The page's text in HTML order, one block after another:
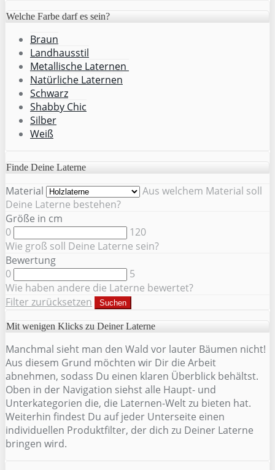
Welche Farbe darf es sein?
Braun
Landhausstil
Metallische Laternen
Natürliche Laternen
Schwarz
Shabby Chic
Silber
Weiß
Finde Deine Laterne
Material
Aus welchem Material soll
Deine Laterne bestehen?
Größe in cm
0
120
Wie groß soll Deine Laterne sein?
Bewertung
0
5
Wie haben andere die Laterne bewertet?
Filter zurücksetzen
Suchen
Mit wenigen Klicks zu Deiner Laterne
Manchmal sieht man den Wald vor lauter Bäumen nicht!
Aus diesem Grund möchten wir Dir die Arbeit
abnehmen, sodass Du einen klaren Überblick behältst.
Oben in der Navigation siehst alle Haupt- und
Unterkategorien die, die Laternen-Welt zu bieten hat.
Weiterhin findest Du auf jeder Unterseite einen
individuellen Produktfilter, der dich zu Deiner Laterne
bringen wird.